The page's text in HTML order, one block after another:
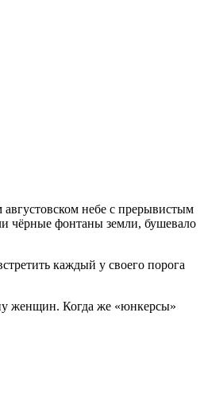
небе с прерывистым
чёрные фонтаны земли, бушевало
каждый у своего порога
женщин. Когда же «юнкерсы»